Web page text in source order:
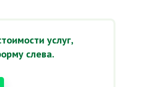
услуг,
слева.